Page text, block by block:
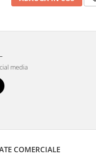
media
COMERCIALE